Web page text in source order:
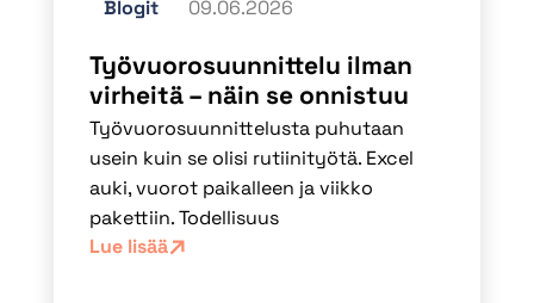
Blogit 09.06.2026
Työvuorosuunnittelu ilman
virheitä – näin se onnistuu
Työvuorosuunnittelusta puhutaan
usein kuin se olisi rutiinityötä. Excel
auki, vuorot paikalleen ja viikko
pakettiin. Todellisuus
Lue lisää